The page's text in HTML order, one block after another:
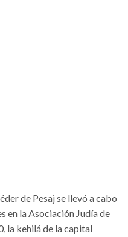
de Pesaj se llevó a cabo
en la Asociación Judía de
la kehilá de la capital